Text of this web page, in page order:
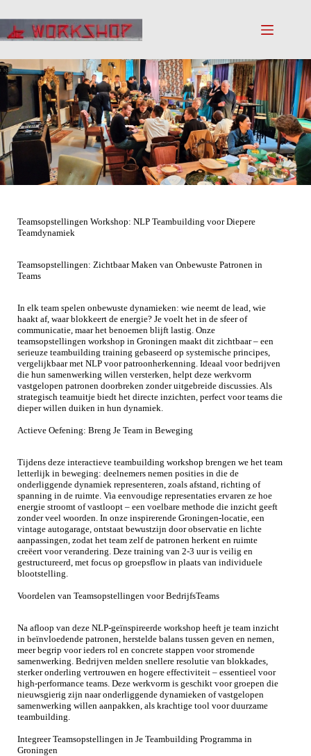
Teamsopstellingen Workshop: NLP Teambuilding voor Diepere
Teamdynamiek
Teamsopstellingen: Zichtbaar Maken van Onbewuste Patronen in
Teams
In elk team spelen onbewuste dynamieken: wie neemt de lead, wie
haakt af, waar blokkeert de energie? Je voelt het in de sfeer of
communicatie, maar het benoemen blijft lastig. Onze
teamsopstellingen workshop in Groningen maakt dit zichtbaar – een
serieuze teambuilding training gebaseerd op systemische principes,
vergelijkbaar met NLP voor patroonherkenning. Ideaal voor bedrijven
die hun samenwerking willen versterken, helpt deze werkvorm
vastgelopen patronen doorbreken zonder uitgebreide discussies. Als
strategisch teamuitje biedt het directe inzichten, perfect voor teams die
dieper willen duiken in hun dynamiek.
Actieve Oefening: Breng Je Team in Beweging
Tijdens deze interactieve teambuilding workshop brengen we het team
letterlijk in beweging: deelnemers nemen posities in die de
onderliggende dynamiek representeren, zoals afstand, richting of
spanning in de ruimte. Via eenvoudige representaties ervaren ze hoe
energie stroomt of vastloopt – een voelbare methode die inzicht geeft
zonder veel woorden. In onze inspirerende Groningen-locatie, een
vintage autogarage, ontstaat bewustzijn door observatie en lichte
aanpassingen, zodat het team zelf de patronen herkent en ruimte
creëert voor verandering. Deze training van 2-3 uur is veilig en
gestructureerd, met focus op groepsflow in plaats van individuele
blootstelling.
Voordelen van Teamsopstellingen voor BedrijfsTeams
Na afloop van deze NLP-geïnspireerde workshop heeft je team inzicht
in beïnvloedende patronen, herstelde balans tussen geven en nemen,
meer begrip voor ieders rol en concrete stappen voor stromende
samenwerking. Bedrijven melden snellere resolutie van blokkades,
sterker onderling vertrouwen en hogere effectiviteit – essentieel voor
high-performance teams. Deze werkvorm is geschikt voor groepen die
nieuwsgierig zijn naar onderliggende dynamieken of vastgelopen
samenwerking willen aanpakken, als krachtige tool voor duurzame
teambuilding.
Integreer Teamsopstellingen in Je Teambuilding Programma in
Groningen